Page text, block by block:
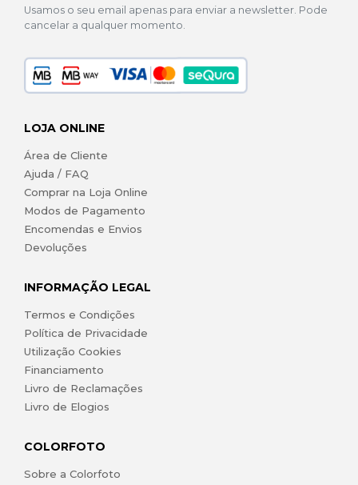
Usamos o seu email apenas para enviar a newsletter. Pode
cancelar a qualquer momento.
LOJA ONLINE
Área de Cliente
Ajuda / FAQ
Comprar na Loja Online
Modos de Pagamento
Encomendas e Envios
Devoluções
INFORMAÇÃO LEGAL
Termos e Condições
Política de Privacidade
Utilização Cookies
Financiamento
Livro de Reclamações
Livro de Elogios
COLORFOTO
Sobre a Colorfoto